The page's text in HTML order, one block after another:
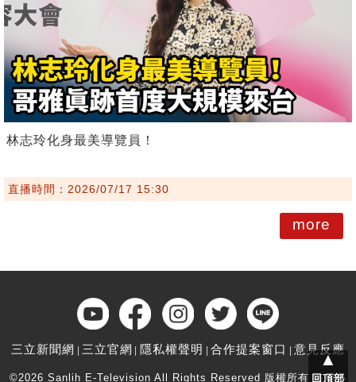
林志玲化身最美導覽員！
直播時間：2026/07/17 15:30
more
三立新聞網 三立官網 隱私權聲明 合作提案窗口 意見反應
©2026 Sanlih E-Television All Rights Reserved 版權所有 盜用必
▲
回頂部